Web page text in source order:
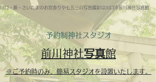
川口・蕨・さいたまのお宮参りや七五三の写真撮影は川口市前川神社写真館
予約制​神社スタジオ
前川神社写真館
※ご予約時のみ、簡易スタジオを設置いたします。